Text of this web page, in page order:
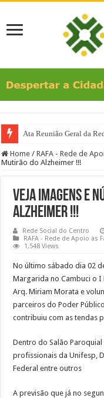
Ata Reunião Geral da
Home / RAFA - Rede de
Mutirão do Alzheimer !!!
Veja Imagens e
Alzheimer !!!
Rede Social do Centro
RAFA - Rede de Apoio às
1,548 Views
No último sábado dia 02
Margarida no Cambuci o
Arq. Miriam Morata e
parceiros do Poder
contribuiu com as tendas
Dentro do Salão
profissionais da Unifesp,
Federal entre outros
A previsão que já no